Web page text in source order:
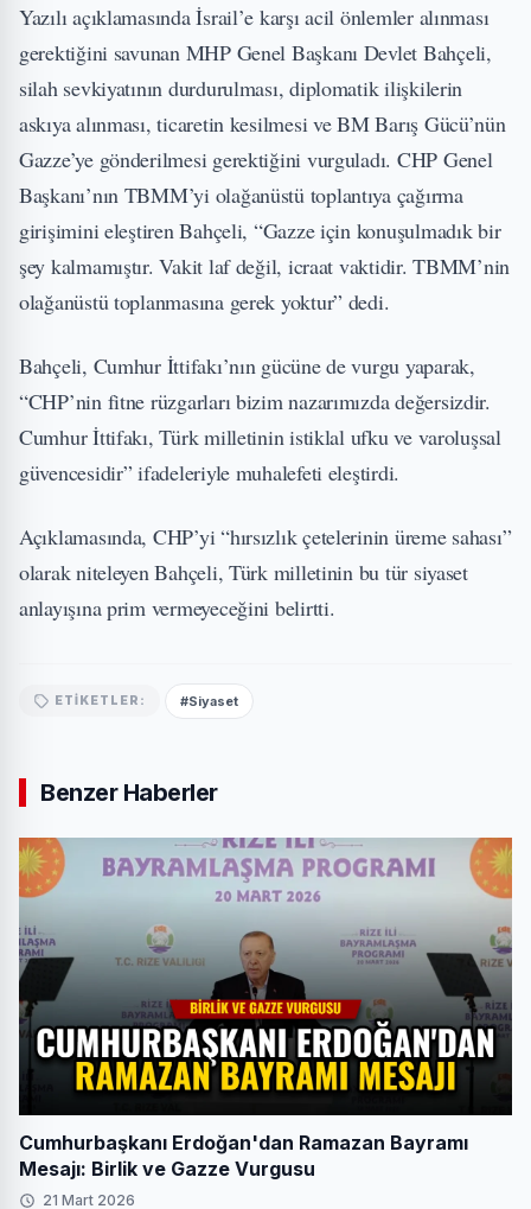
Yazılı açıklamasında İsrail’e karşı acil önlemler alınması
gerektiğini savunan MHP Genel Başkanı Devlet Bahçeli,
silah sevkiyatının durdurulması, diplomatik ilişkilerin
askıya alınması, ticaretin kesilmesi ve BM Barış Gücü’nün
Gazze’ye gönderilmesi gerektiğini vurguladı. CHP Genel
Başkanı’nın TBMM’yi olağanüstü toplantıya çağırma
girişimini eleştiren Bahçeli, “Gazze için konuşulmadık bir
şey kalmamıştır. Vakit laf değil, icraat vaktidir. TBMM’nin
olağanüstü toplanmasına gerek yoktur” dedi.
Bahçeli, Cumhur İttifakı’nın gücüne de vurgu yaparak,
“CHP’nin fitne rüzgarları bizim nazarımızda değersizdir.
Cumhur İttifakı, Türk milletinin istiklal ufku ve varoluşsal
güvencesidir” ifadeleriyle muhalefeti eleştirdi.
Açıklamasında, CHP’yi “hırsızlık çetelerinin üreme sahası”
olarak niteleyen Bahçeli, Türk milletinin bu tür siyaset
anlayışına prim vermeyeceğini belirtti.
ETIKETLER: #Siyaset
Benzer Haberler
Cumhurbaşkanı Erdoğan'dan Ramazan Bayramı
Mesajı: Birlik ve Gazze Vurgusu
21 Mart 2026